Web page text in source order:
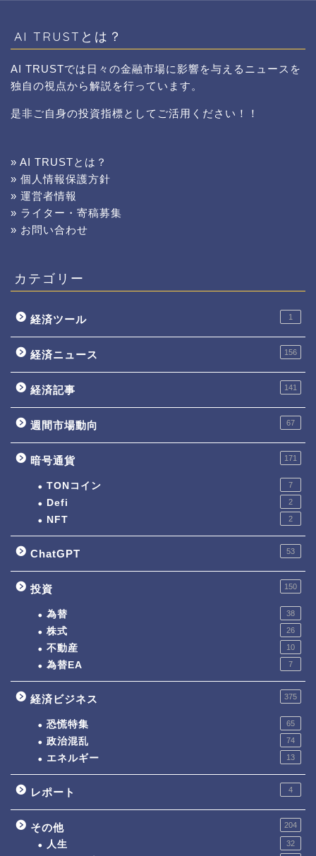
AI TRUSTとは？
AI TRUSTでは日々の金融市場に影響を与えるニュースを
独自の視点から解説を行っています。
是非ご自身の投資指標としてご活用ください！！
» AI TRUSTとは？
» 個人情報保護方針
» 運営者情報
» ライター・寄稿募集
» お問い合わせ
カテゴリー
経済ツール 1
経済ニュース 156
経済記事 141
週間市場動向 67
暗号通貨 171
TONコイン 7
Defi 2
NFT 2
ChatGPT 53
投資 150
為替 38
株式 26
不動産 10
為替EA 7
経済ビジネス 375
恐慌特集 65
政治混乱 74
エネルギー 13
レポート 4
その他 204
人生 32